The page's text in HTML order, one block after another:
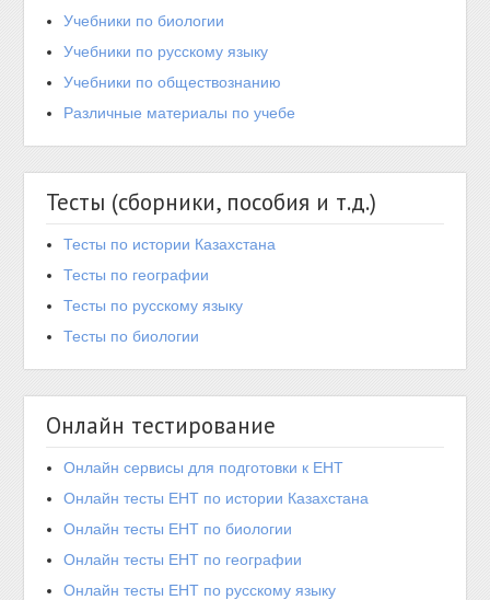
Учебники по биологии
Учебники по русскому языку
Учебники по обществознанию
Различные материалы по учебе
Тесты (сборники, пособия и т.д.)
Тесты по истории Казахстана
Тесты по географии
Тесты по русскому языку
Тесты по биологии
Онлайн тестирование
Онлайн сервисы для подготовки к ЕНТ
Онлайн тесты ЕНТ по истории Казахстана
Онлайн тесты ЕНТ по биологии
Онлайн тесты ЕНТ по географии
Онлайн тесты ЕНТ по русскому языку